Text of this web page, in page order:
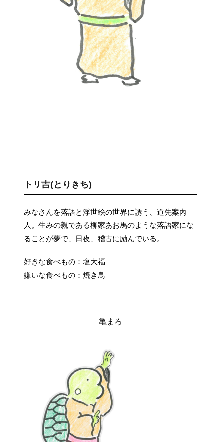
トリ吉(とりきち)
みなさんを落語と浮世絵の世界に誘う、道先案内
人。生みの親である柳家あお馬のような落語家にな
ることが夢で、日夜、稽古に励んでいる。
好きな食べもの：塩大福
嫌いな食べもの：焼き鳥
亀まろ